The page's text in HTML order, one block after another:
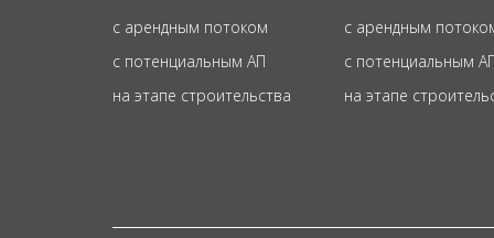
с арендным потоком
с потенциальным АП
на этапе строительства
с арендным
с потенциальным
на этапе